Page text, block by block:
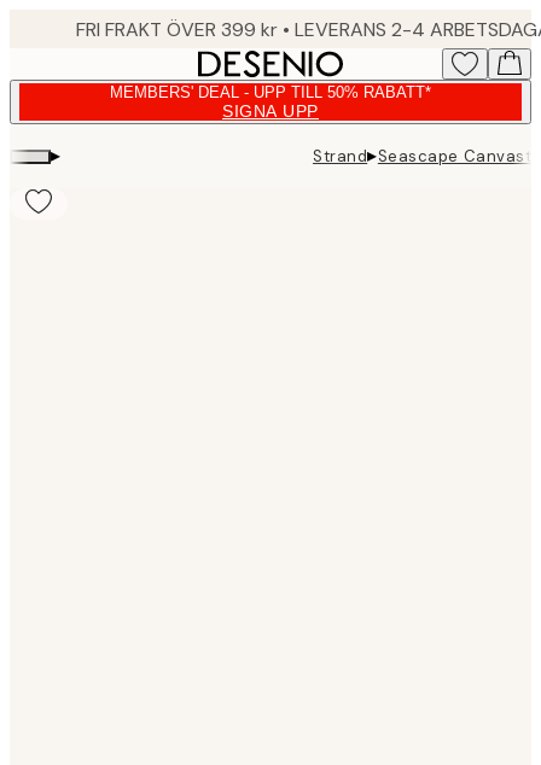
FRI FRAKT ÖVER 399 kr • LEVERANS 2-4
MEMBERS' DEAL - UPP TILL 50% RABATT*
SIGNA UPP
▸ Strand▸Seascape